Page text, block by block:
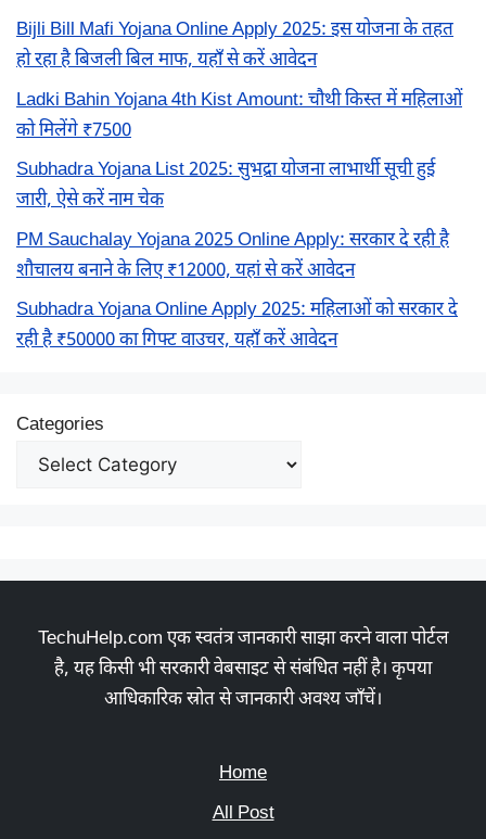
Bijli Bill Mafi Yojana Online Apply 2025: इस योजना के तहत
हो रहा है बिजली बिल माफ, यहाँ से करें आवेदन
Ladki Bahin Yojana 4th Kist Amount: चौथी किस्त में महिलाओं
को मिलेंगे ₹7500
Subhadra Yojana List 2025: सुभद्रा योजना लाभार्थी सूची हुई
जारी, ऐसे करें नाम चेक
PM Sauchalay Yojana 2025 Online Apply: सरकार दे रही है
शौचालय बनाने के लिए ₹12000, यहां से करें आवेदन
Subhadra Yojana Online Apply 2025: महिलाओं को सरकार दे
रही है ₹50000 का गिफ्ट वाउचर, यहाँ करें आवेदन
Categories
TechuHelp.com एक स्वतंत्र जानकारी साझा करने वाला पोर्टल
है, यह किसी भी सरकारी वेबसाइट से संबंधित नहीं है। कृपया
आधिकारिक स्रोत से जानकारी अवश्य जाँचें।
Home
All Post